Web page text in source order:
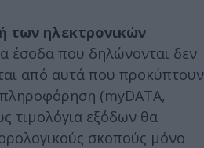
των ηλεκτρονικών
έσοδα που δηλώνονται δεν
από αυτά που προκύπτουν
(myDATA,
τιμολόγια εξόδων θα
σκοπούς μόνο